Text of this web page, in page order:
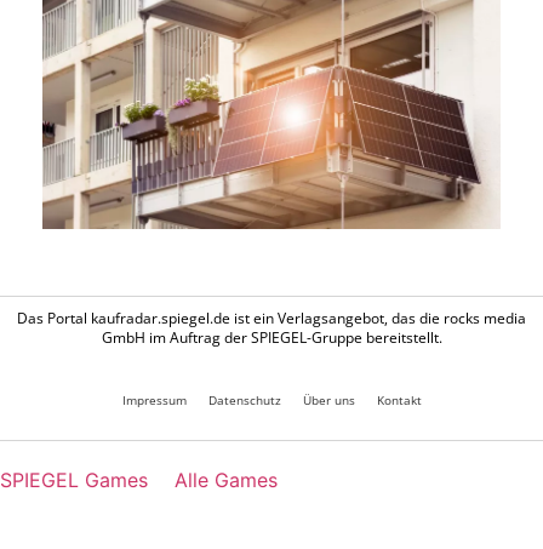
Das Portal kaufradar.spiegel.de ist ein Verlagsangebot, das die rocks media
GmbH im Auftrag der SPIEGEL-Gruppe bereitstellt.
Impressum Datenschutz Über uns Kontakt
SPIEGEL Games Alle Games